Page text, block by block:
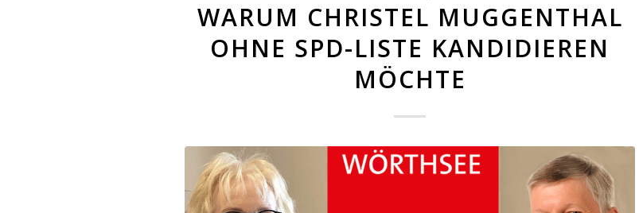
WARUM CHRISTEL MUGGENTHAL
OHNE SPD-LISTE KANDIDIEREN
MÖCHTE